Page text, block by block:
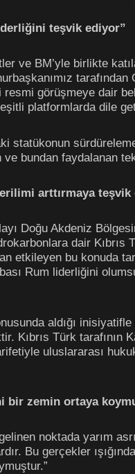
teşvik ediyor”
ve BM’yle birlikte
tarafından
görüşmeye dair
platformlarda dile
statükonun
bundan faydalanan
arttırmaya
Doğu Akdeniz
dair Kıbrıs
etkileyen bu konuda
Rum liderliğini
aldığı
Türk tarafının
uluslararası
bir zemin ortaya
noktada yarım
Bu gerçekler